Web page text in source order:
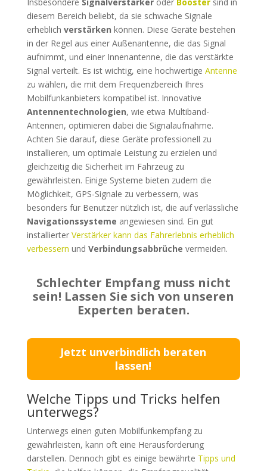
diesem Bereich beliebt, da sie schwache Signale
erheblich verstärken können. Diese Geräte bestehen
in der Regel aus einer Außenantenne, die das Signal
aufnimmt, und einer Innenantenne, die das verstärkte
Signal verteilt. Es ist wichtig, eine hochwertige Antenne
zu wählen, die mit dem Frequenzbereich Ihres
Mobilfunkanbieters kompatibel ist. Innovative
Antennentechnologien, wie etwa Multiband-
Antennen, optimieren dabei die Signalaufnahme.
Achten Sie darauf, diese Geräte professionell zu
installieren, um optimale Leistung zu erzielen und
gleichzeitig die Sicherheit im Fahrzeug zu
gewährleisten. Einige Systeme bieten zudem die
Möglichkeit, GPS-Signale zu verbessern, was
besonders für Benutzer nützlich ist, die auf verlässliche
Navigationssysteme angewiesen sind. Ein gut
installierter Verstärker kann das Fahrerlebnis erheblich
verbessern und Verbindungsabbrüche vermeiden.
Schlechter Empfang muss nicht
sein! Lassen Sie sich von unseren
Experten beraten.
Jetzt unverbindlich beraten
lassen!
Welche Tipps und Tricks helfen
unterwegs?
Unterwegs einen guten Mobilfunkempfang zu
gewährleisten, kann oft eine Herausforderung
darstellen. Dennoch gibt es einige bewährte Tipps und